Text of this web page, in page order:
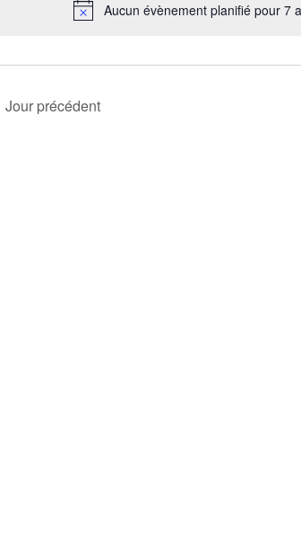
Aucun évènement planifié pour 7
date.
Jour précédent